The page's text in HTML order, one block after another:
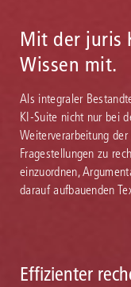
Mit der juris
Wissen mit.
Als integraler
KI-Suite nicht nur bei
Weiterverarbeitung
Fragestellungen zu
einzuordnen,
darauf aufbauenden
Effizienter